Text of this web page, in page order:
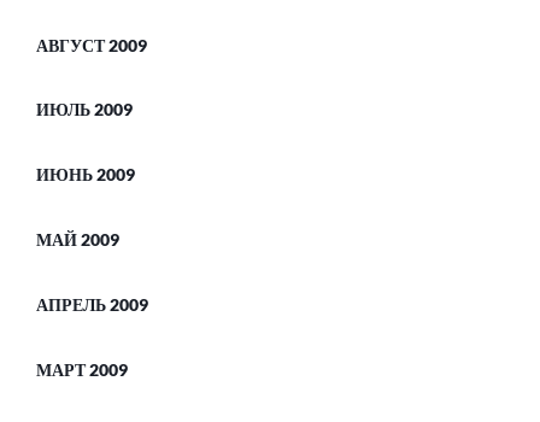
АВГУСТ 2009
ИЮЛЬ 2009
ИЮНЬ 2009
МАЙ 2009
АПРЕЛЬ 2009
МАРТ 2009